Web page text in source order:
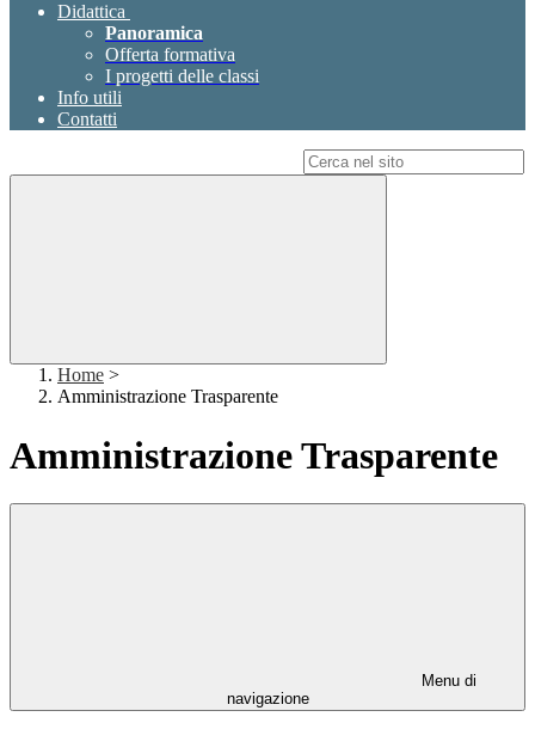
Didattica
Panoramica
Offerta formativa
I progetti delle classi
Info utili
Contatti
Home >
Amministrazione Trasparente
Amministrazione Trasparente
Menu di
navigazione